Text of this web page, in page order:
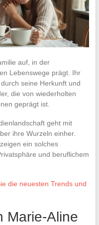
auf, in der
Lebenswege prägt. Ihr
seine Herkunft und
die von wiederholten
geprägt ist.
geht mit
ihre Wurzeln einher.
ein solches
und beruflichem
die neuesten Trends und
Marie-Aline